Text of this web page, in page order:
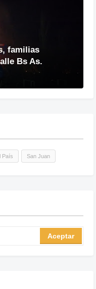
familias
Bs As.
País San Juan